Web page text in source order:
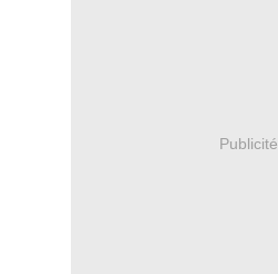
Publicité